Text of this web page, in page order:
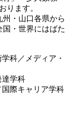
ります。
・山口各県から
・世界にはばた
科／メディア・
達学科
際キャリア学科